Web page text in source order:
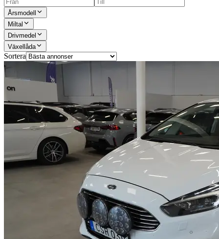
Årsmodell
Miltal
Drivmedel
Växellåda
Sortera